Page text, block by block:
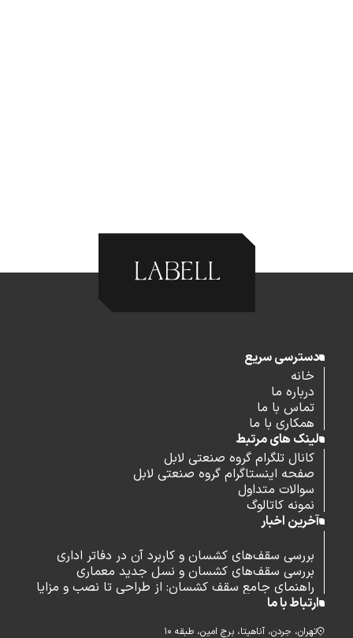
دسترسی سریع
خانه
درباره ما
تماس با ما
همکاری با ما
لینک های مرتبط
کانال تلگرام گروه صنعتی لابل
صفحه اینستاگرام گروه صنعتی لابل
سوالات متداول
نمونه کاتالوگ
آخرین اخبار
بررسی سقف‌های کشسان و کاربرد آن در دفاتر اداری
بررسی سقف‌های کشسان و نسل جدید معماری
راهنمای جامع سقف کشسان: از طراحی تا نصب و مزایا
ارتباط با ما
تهران، جردن، آناهیتا، برج امین، طبقه ۱۰